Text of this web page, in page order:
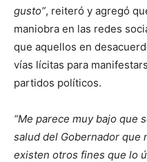
gusto”, reiteró y agregó
maniobra en las redes
que aquellos en
vías lícitas para
partidos políticos.
“Me parece muy bajo que
salud del Gobernador que
existen otros fines que lo